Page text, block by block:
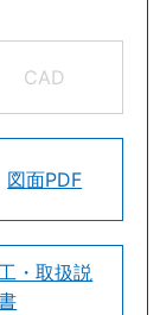
CAD
図面PDF
・取扱説